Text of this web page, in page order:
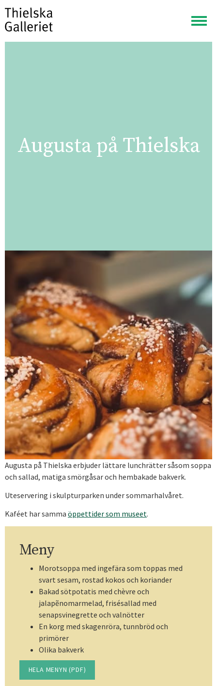
Visa
meny
Augusta på Thielska
Augusta på Thielska erbjuder lättare lunchrätter såsom soppa
och sallad, matiga smörgåsar och hembakade bakverk.
Uteservering i skulpturparken under sommarhalvåret.
Kaféet har samma öppettider som museet.
Meny
Morotsoppa med ingefära som toppas med
svart sesam, rostad kokos och koriander
Bakad sötpotatis med chèvre och
jalapẽnomarmelad, frisésallad med
senapsvinegrette och valnötter
En korg med skagenröra, tunnbröd och
primörer
Olika bakverk
HELA MENYN (PDF)